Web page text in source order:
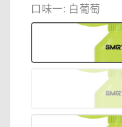
口味一: 白葡萄